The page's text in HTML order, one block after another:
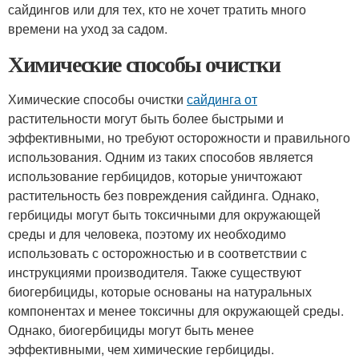
сайдингов или для тех, кто не хочет тратить много
времени на уход за садом.
Химические способы очистки
Химические способы очистки сайдинга от
растительности могут быть более быстрыми и
эффективными, но требуют осторожности и правильного
использования. Одним из таких способов является
использование гербицидов, которые уничтожают
растительность без повреждения сайдинга. Однако,
гербициды могут быть токсичными для окружающей
среды и для человека, поэтому их необходимо
использовать с осторожностью и в соответствии с
инструкциями производителя. Также существуют
биогербициды, которые основаны на натуральных
компонентах и менее токсичны для окружающей среды.
Однако, биогербициды могут быть менее
эффективными, чем химические гербициды.